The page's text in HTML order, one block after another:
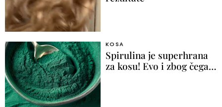
KOSA
Spirulina je superhrana
za kosu! Evo i zbog čega…